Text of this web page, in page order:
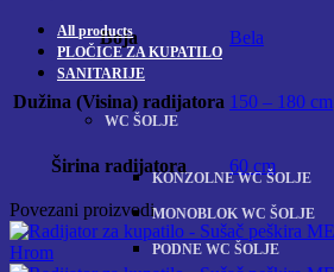
All products
PLOČICE ZA KUPATILO
SANITARIJE
WC ŠOLJE
KONZOLNE WC ŠOLJE
MONOBLOK WC ŠOLJE
PODNE WC ŠOLJE
Boja Bela
Dužina (Visina) radijatora 150 – 180 cm
Širina radijatora 60 cm
Povezani proizvodi